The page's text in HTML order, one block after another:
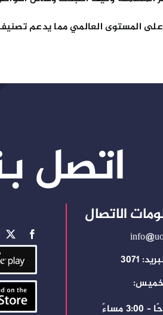
المستوى العالمي مما يدعم
اتصل
الاتصال
3071